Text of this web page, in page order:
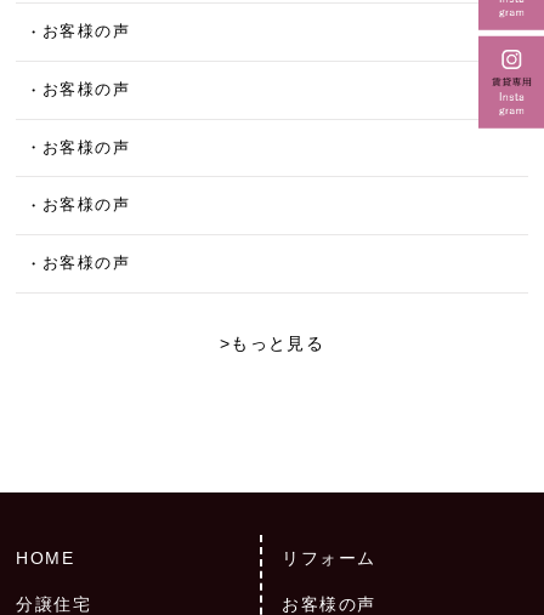
お客様の声
お客様の声
お客様の声
お客様の声
お客様の声
>もっと見る
HOME
分譲住宅
リフォーム
お客様の声